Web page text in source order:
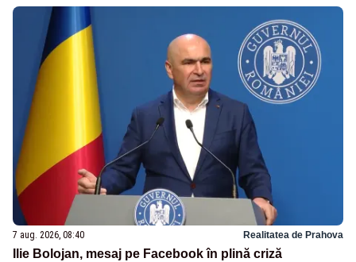
7 aug. 2026, 08:40 Realitatea de Prahova
Ilie Bolojan, mesaj pe Facebook în plină criză